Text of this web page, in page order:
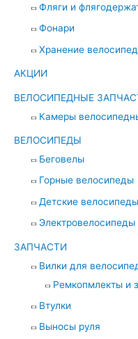
Фляги и
Фонари
Хранение
АКЦИИ
ВЕЛОСИПЕДНЫЕ
Камеры
ВЕЛОСИПЕДЫ
Беговелы
Горные велосипеды
Детские велосипеды
Электровелосипеды
ЗАПЧАСТИ
Вилки для
Ремкопмлекты и
Втулки
Выносы руля